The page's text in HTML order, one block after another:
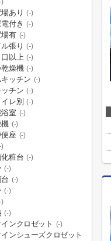
)
あり (-)
付き (-)
有 (-)
張り (-)
口以上 (-)
燥機 (-)
ッチン (-)
チン (-)
レ別 (-)
室 (-)
機 (-)
座 (-)
)
粧台 (-)
(-)
(-)
(-)
)
(-)
ンクロゼット (-)
ンシューズクロゼット